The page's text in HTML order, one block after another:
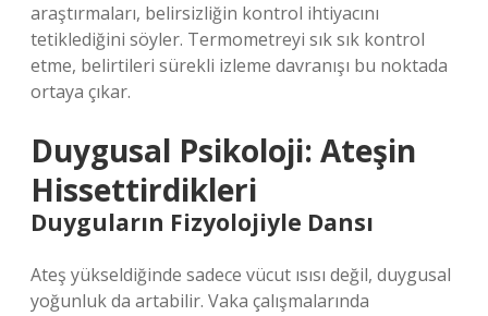
araştırmaları, belirsizliğin kontrol ihtiyacını
tetiklediğini söyler. Termometreyi sık sık kontrol
etme, belirtileri sürekli izleme davranışı bu noktada
ortaya çıkar.
Duygusal Psikoloji: Ateşin
Hissettirdikleri
Duyguların Fizyolojiyle Dansı
Ateş yükseldiğinde sadece vücut ısısı değil, duygusal
yoğunluk da artabilir. Vaka çalışmalarında